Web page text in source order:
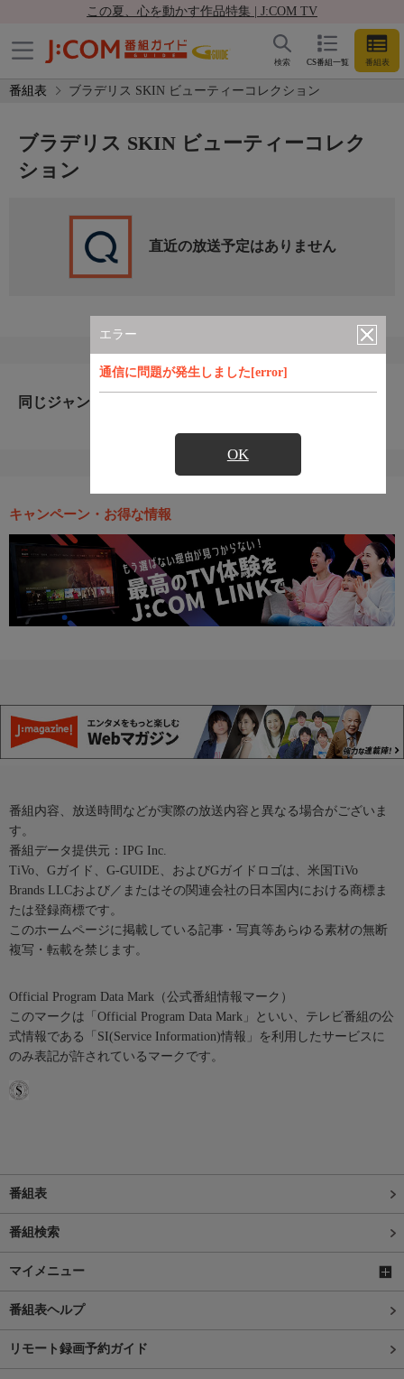
この夏、心を動かす作品特集 | J:COM TV
CS番組一覧 番組表
検索
番組表 ブラデリス SKIN ビューティーコレクション
エラー
通信に問題が発生しました[error]
OK
ブラデリス SKIN ビューティーコレク
ション
直近の放送予定はありません
同じジャンルのおすすめ番組
キャンペーン・お得な情報
番組内容、放送時間などが実際の放送内容と異なる場合がございま
す。
番組データ提供元：IPG Inc.
TiVo、Gガイド、G-GUIDE、およびGガイドロゴは、米国TiVo
Brands LLCおよび／またはその関連会社の日本国内における商標ま
たは登録商標です。
このホームページに掲載している記事・写真等あらゆる素材の無断
複写・転載を禁じます。
Official Program Data Mark（公式番組情報マーク）
このマークは「Official Program Data Mark」といい、テレビ番組の公
式情報である「SI(Service Information)情報」を利用したサービスに
のみ表記が許されているマークです。
番組表
番組検索
マイメニュー
番組表ヘルプ
リモート録画予約ガイド